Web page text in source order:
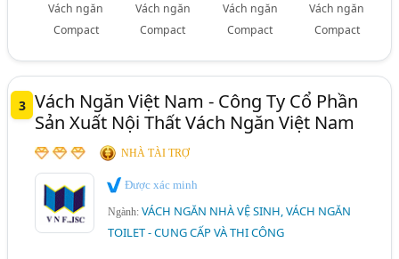
Vách ngăn
Compact
Vách ngăn
Compact
Vách ngăn
Compact
Vách ngăn
Compact
3 Vách Ngăn Việt Nam - Công Ty Cổ Phần
Sản Xuất Nội Thất Vách Ngăn Việt Nam
NHÀ TÀI TRỢ
Được xác minh
Ngành:VÁCH NGĂN NHÀ VỆ SINH, VÁCH NGĂN
TOILET - CUNG CẤP VÀ THI CÔNG